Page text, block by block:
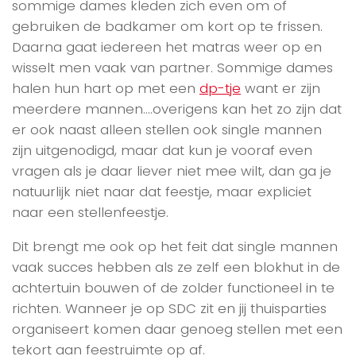
sommige dames kleden zich even om of
gebruiken de badkamer om kort op te frissen.
Daarna gaat iedereen het matras weer op en
wisselt men vaak van partner. Sommige dames
halen hun hart op met een dp-tje want er zijn
meerdere mannen….overigens kan het zo zijn dat
er ook naast alleen stellen ook single mannen
zijn uitgenodigd, maar dat kun je vooraf even
vragen als je daar liever niet mee wilt, dan ga je
natuurlijk niet naar dat feestje, maar expliciet
naar een stellenfeestje.
Dit brengt me ook op het feit dat single mannen
vaak succes hebben als ze zelf een blokhut in de
achtertuin bouwen of de zolder functioneel in te
richten. Wanneer je op SDC zit en jij thuisparties
organiseert komen daar genoeg stellen met een
tekort aan feestruimte op af.